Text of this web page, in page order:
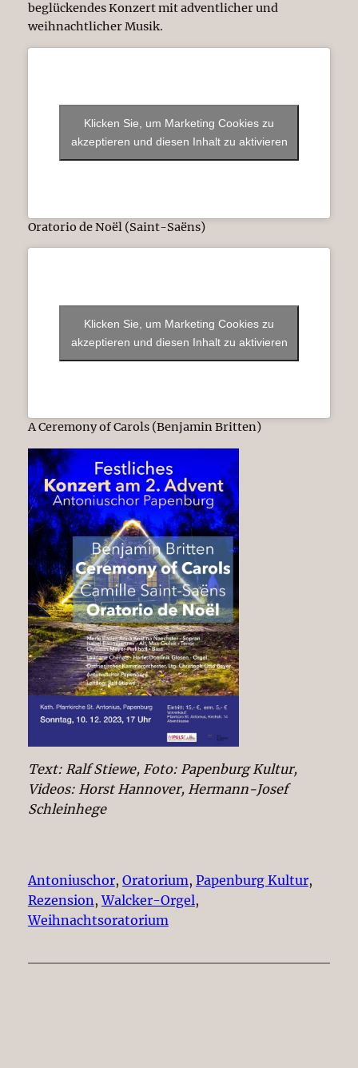
beglückendes Konzert mit adventlicher und
weihnachtlicher Musik.
Klicken Sie, um Marketing Cookies zu
akzeptieren und diesen Inhalt zu aktivieren
Oratorio de Noël (Saint-Saëns)
Klicken Sie, um Marketing Cookies zu
akzeptieren und diesen Inhalt zu aktivieren
A Ceremony of Carols (Benjamin Britten)
Text: Ralf Stiewe, Foto: Papenburg Kultur,
Videos: Horst Hannover, Hermann-Josef
Schleinhege
Antoniuschor, Oratorium, Papenburg Kultur
Rezension , Walcker-Orgel
Weihnachtsoratorium